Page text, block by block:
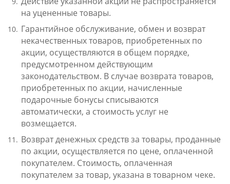
на уцененные товары.
Гарантийное обслуживание, обмен и возврат
некачественных товаров, приобретенных по
акции, осуществляются в общем порядке,
предусмотренном действующим
законодательством. В случае возврата товаров,
приобретенных по акции, начисленные
подарочные бонусы списываются
автоматически, а стоимость услуг не
возмещается.
Возврат денежных средств за товары, проданные
по акции, осуществляется по цене, оплаченной
покупателем. Стоимость, оплаченная
покупателем за товар, указана в товарном чеке.